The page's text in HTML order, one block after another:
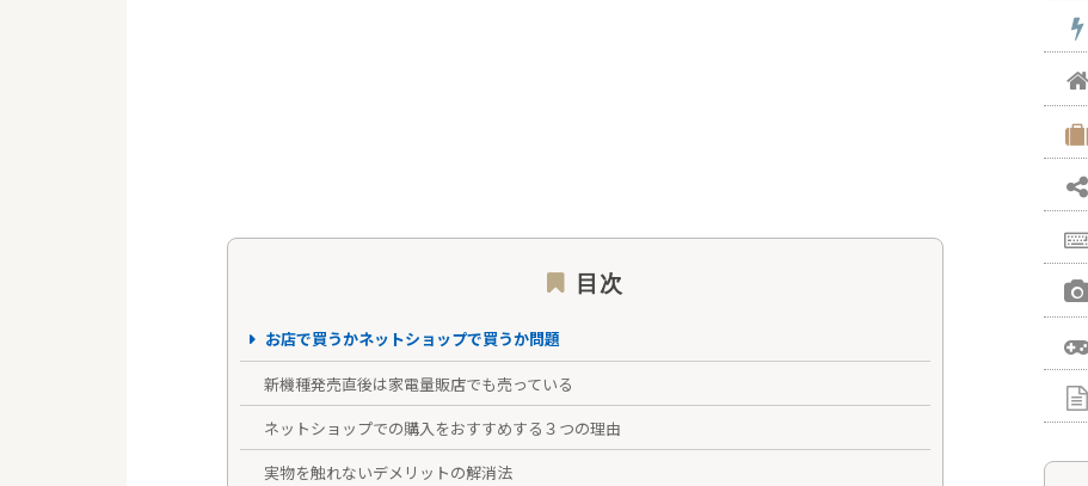
目次
お店で買うかネットショップで買うか問題
新機種発売直後は家電量販店でも売っている
ネットショップでの購入をおすすめする３つの理由
実物を触れないデメリットの解消法